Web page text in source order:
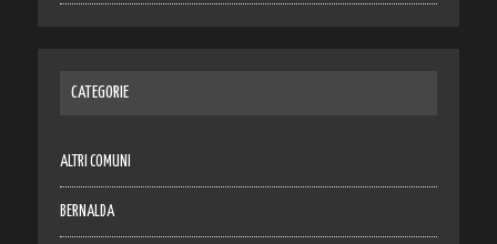
CATEGORIE
ALTRI COMUNI
BERNALDA